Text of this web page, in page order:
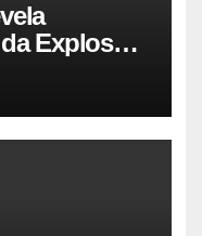
Explosão
–